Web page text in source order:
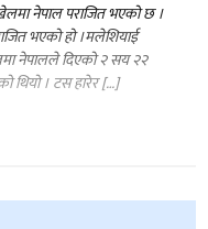
नेपाल पराजित भएको छ ।
भएको हो ।मलेशियाई
नेपालले दिएको २ सय २२
थियो । टस हारेर […]